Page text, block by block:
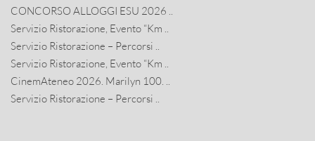
CONCORSO ALLOGGI ESU 2026 ..
Servizio Ristorazione, Evento “Km ..
Servizio Ristorazione – Percorsi ..
Servizio Ristorazione, Evento “Km ..
CinemAteneo 2026. Marilyn 100. ..
Servizio Ristorazione – Percorsi ..